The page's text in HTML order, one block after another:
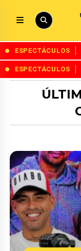
ESPECTÁCULOS
ESPECTÁCULOS